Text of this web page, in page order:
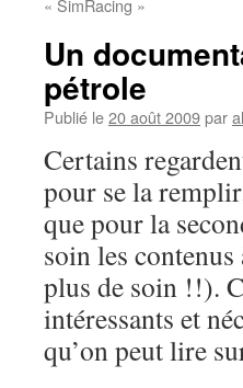
« SimRacing »
Un
pétrole
Publié le20 août 2009par
Certains
pour se la
que pour la
soin les
plus de soin !!).
intéressants et
qu’on peut lire